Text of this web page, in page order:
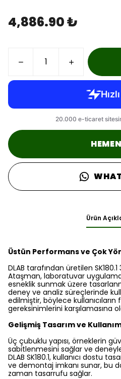
4,886.90 ₺
Ürün
Üstün Performans ve Çok
DLAB tarafından üretilen
Ataşman, laboratuvar
esneklik sunmak üzere
deney ve analiz süreçlerinde
edilmiştir, böylece kullanıcıların
gereksinimlerini karşılamasına
Gelişmiş Tasarım ve
Üç çubuklu yapısı, örneklerin
sabitlenmesini sağlar ve
DLAB SK180.1, kullanıcı dostu
ve demontaj imkanı sunar, bu
zaman tasarrufu sağlar.